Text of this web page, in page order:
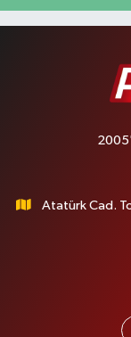
Atatürk Cad.